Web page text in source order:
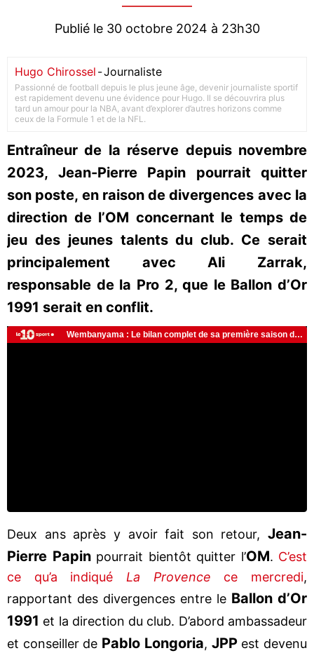
Publié le 30 octobre 2024 à 23h30
Hugo Chirossel -Journaliste
Passionné de football depuis le plus jeune âge, devenir journaliste sportif
est rapidement devenu une évidence pour Hugo. Il se découvrira plus
tard un amour pour la NBA, avant d’explorer d’autres horizons comme
ceux de la Formule 1 et de la NFL.
Entraîneur de la réserve depuis novembre
2023, Jean-Pierre Papin pourrait quitter
son poste, en raison de divergences avec la
direction de l’OM concernant le temps de
jeu des jeunes talents du club. Ce serait
principalement avec Ali Zarrak,
responsable de la Pro 2, que le Ballon d’Or
1991 serait en conflit.
Deux ans après y avoir fait son retour, Jean-
Pierre Papinpourrait bientôt quitter l’OM. C’est
ce qu’a indiqué La Provence ce mercredi,
rapportant des divergences entre le Ballon d’Or
1991 et la direction du club. D’abord ambassadeur
et conseiller de Pablo Longoria, JPPest devenu